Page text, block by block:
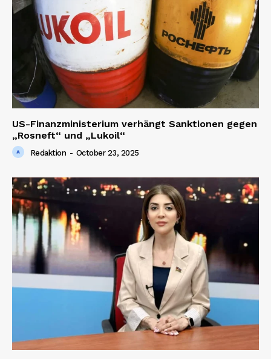
News Week
Magazine PRO
SUBSCRIBE NOW
US-Finanzministerium verhängt Sanktionen gegen
„Rosneft“ und „Lukoil“
Redaktion - October 23, 2025